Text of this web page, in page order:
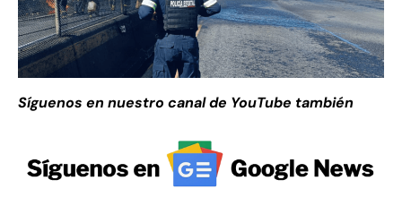
Síguenos en nuestro canal de YouTube también